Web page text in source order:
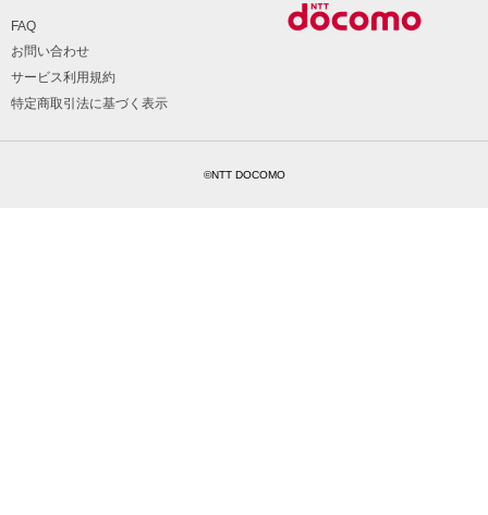
FAQ
お問い合わせ
サービス利用規約
特定商取引法に基づく表示
©NTT DOCOMO